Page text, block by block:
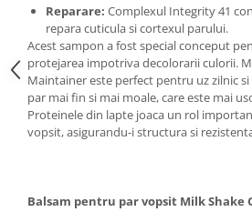
Reparare: Complexul Integrity 41
repara cuticula si cortexul parului.
Acest sampon a fost special conceput
protejarea impotriva decolorarii culorii.
Maintainer este perfect pentru uz zilnic
par mai fin si mai moale, care este mai
Proteinele din lapte joaca un rol
vopsit, asigurandu-i structura si
Balsam pentru par vopsit Milk Shake